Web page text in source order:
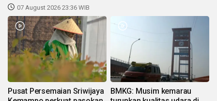
07 August 2026 23:36 WIB
Pusat Persemaian Sriwijaya
BMKG: Musim kemarau